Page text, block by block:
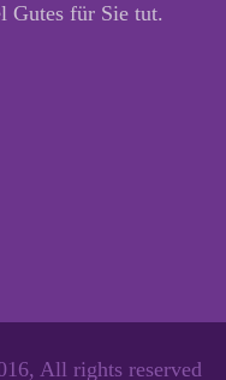
Gutes für Sie tut.
All rights reserved